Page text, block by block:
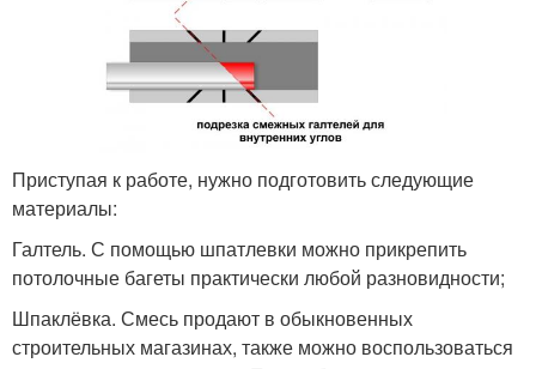
Приступая к работе, нужно подготовить следующие
материалы:
Галтель. С помощью шпатлевки можно прикрепить
потолочные багеты практически любой разновидности;
Шпаклёвка. Смесь продают в обыкновенных
строительных магазинах, также можно воспользоваться